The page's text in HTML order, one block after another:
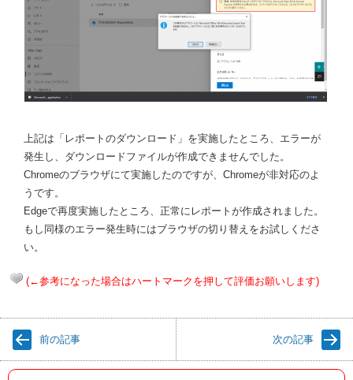
上記は「レポートのダウンロード」を実施したところ、エラーが
発生し、ダウンロードファイルが作成できませんでした。
Chromeのブラウザにて実施したのですが、Chromeが非対応のよ
うです。
Edgeで再度実施したところ、正常にレポートが作成されました。
もし同様のエラー発生時にはブラウザの切り替えをお試しくださ
い。
(←参考になった場合はハートマークを押して評価お願いします)
前の記事 次の記事